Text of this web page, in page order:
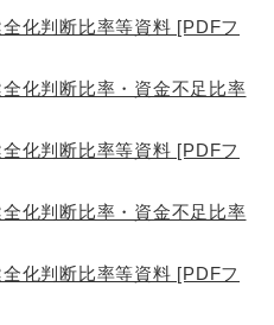
化判断比率等資料 [PDFフ
化判断比率・資金不足比率
化判断比率等資料 [PDFフ
化判断比率・資金不足比率
化判断比率等資料 [PDFフ